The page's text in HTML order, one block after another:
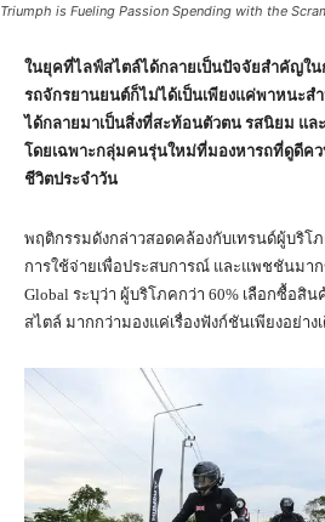
Triumph is Fueling Passion Spending with the
ในยุคที่ไลฟ์สไตล์ได้กลายเป็นปัจจัยสำคัญใ
รถจักรยานยนต์ก็ไม่ได้เป็นเพียงแค่พาหนะส
ได้กลายมาเป็นสิ่งที่สะท้อนตัวตน รสนิยม แ
โดยเฉพาะกลุ่มคนรุ่นใหม่ที่มองหารถที่ดูดีคว
ชีวิตประจำวัน
พฤติกรรมดังกล่าวสอดคล้องกับเทรนด์ผู้บริ
การใช้จ่ายเพื่อประสบการณ์ และแพชชันมา
Global ระบุว่า ผู้บริโภคกว่า 60% เลือกซื้อสิ
สไตล์ มากกว่ามองแค่เรื่องฟังก์ชันเพียงอย่าง